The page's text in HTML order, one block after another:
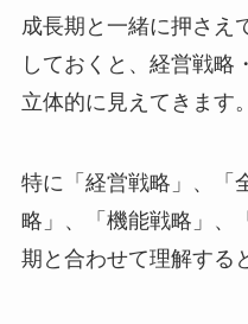
成長期と一緒に押さえ
しておくと、経営戦略
立体的に見えてきます。
特に「経営戦略」、「
略」、「機能戦略」、
期と合わせて理解する